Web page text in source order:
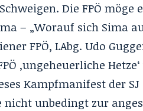
Die FPÖ möge
– „Worauf sich Sima
FPÖ, LAbg. Udo
‚ungeheuerliche
Kampfmanifest der SJ
unbedingt zur